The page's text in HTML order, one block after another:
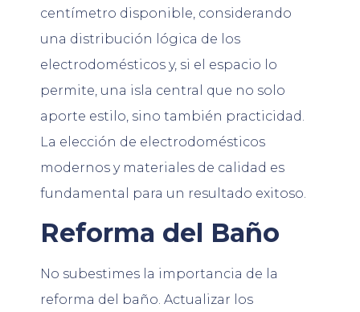
centímetro disponible, considerando
una distribución lógica de los
electrodomésticos y, si el espacio lo
permite, una isla central que no solo
aporte estilo, sino también practicidad.
La elección de electrodomésticos
modernos y materiales de calidad es
fundamental para un resultado exitoso.
Reforma del Baño
No subestimes la importancia de la
reforma del baño. Actualizar los